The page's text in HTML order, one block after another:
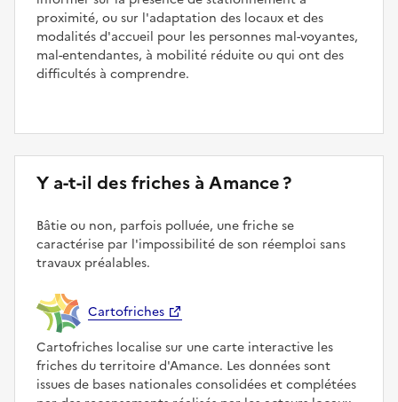
proximité, ou sur l'adaptation des locaux et des
modalités d'accueil pour les personnes mal-voyantes,
mal-entendantes, à mobilité réduite ou qui ont des
difficultés à comprendre.
Y a-t-il des friches à Amance ?
Bâtie ou non, parfois polluée, une friche se
caractérise par l'impossibilité de son réemploi sans
travaux préalables.
Cartofriches
Cartofriches localise sur une carte interactive les
friches du territoire d'Amance. Les données sont
issues de bases nationales consolidées et complétées